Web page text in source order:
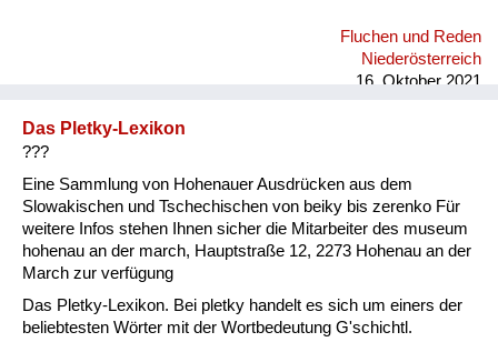
Fluchen und Reden
Niederösterreich
16. Oktober 2021
Das Pletky-Lexikon
???
Eine Sammlung von Hohenauer Ausdrücken aus dem
Slowakischen und Tschechischen von beiky bis zerenko Für
weitere Infos stehen Ihnen sicher die Mitarbeiter des museum
hohenau an der march, Hauptstraße 12, 2273 Hohenau an der
March zur verfügung
Das Pletky-Lexikon. Bei pletky handelt es sich um einers der
beliebtesten Wörter mit der Wortbedeutung G'schichtl.